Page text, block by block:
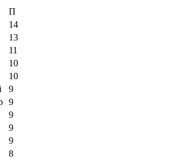
П
14
13
11
10
10
9
9
9
9
9
8